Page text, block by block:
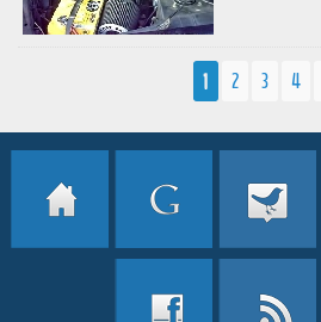
1 2 3 4